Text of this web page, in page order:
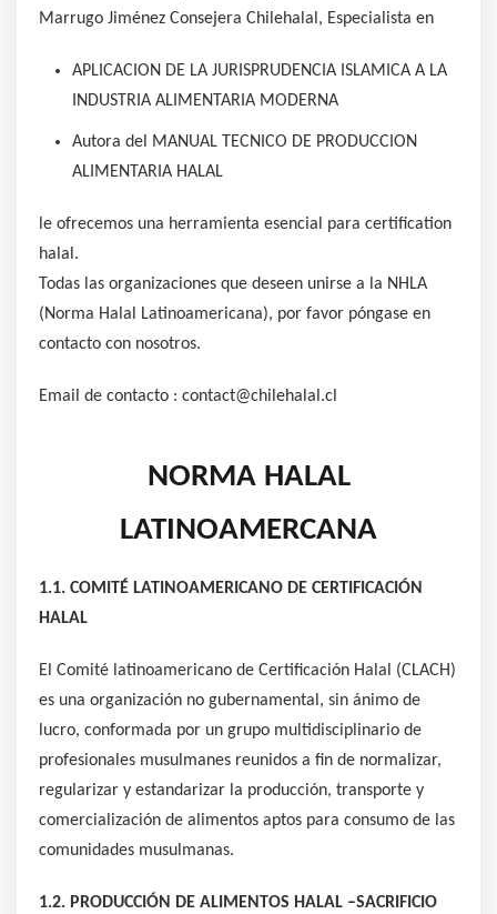
Marrugo Jiménez Consejera Chilehalal, Especialista en
APLICACION DE LA JURISPRUDENCIA ISLAMICA A LA
INDUSTRIA ALIMENTARIA MODERNA
Autora del MANUAL TECNICO DE PRODUCCION
ALIMENTARIA HALAL
le ofrecemos una herramienta esencial para certification
halal.
Todas las organizaciones que deseen unirse a la NHLA
(Norma Halal Latinoamericana), por favor póngase en
contacto con nosotros.
Email de contacto : contact@chilehalal.cl
NORMA HALAL
LATINOAMERCANA
1.1. COMITÉ LATINOAMERICANO DE CERTIFICACIÓN
HALAL
El Comité latinoamericano de Certificación Halal (CLACH)
es una organización no gubernamental, sin ánimo de
lucro, conformada por un grupo multidisciplinario de
profesionales musulmanes reunidos a fin de normalizar,
regularizar y estandarizar la producción, transporte y
comercialización de alimentos aptos para consumo de las
comunidades musulmanas.
1.2. PRODUCCIÓN DE ALIMENTOS HALAL –SACRIFICIO